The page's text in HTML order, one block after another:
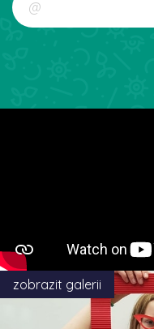
zobrazit galerii